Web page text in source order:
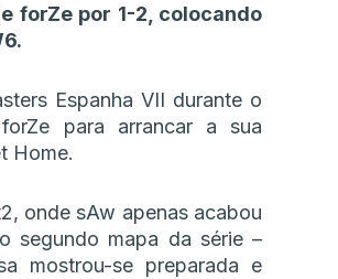
forZe por 1-2, colocando
Espanha VII durante o
para arrancar a sua
Home.
onde sAw apenas acabou
segundo mapa da série –
mostrou-se preparada e